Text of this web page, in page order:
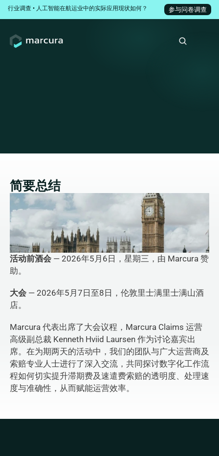
行业调查 • 人工智能在航运业中的实际应用现状如何？ 参与问卷调查
石油运营与滞期费大会的会前酒会。Marcura Claims 运营高
简要总结
活动前酒会 — 2026年5月6日，星期三，由 Marcura 赞
助。
大会 — 2026年5月7日至8日，伦敦里士满里士满山酒
店。
Marcura 代表出席了大会议程，Marcura Claims 运营
高级副总裁 Kenneth Hviid Laursen 作为讨论嘉宾出
席。在为期两天的活动中，我们的团队与广大运营商及
索赔专业人士进行了深入交流，共同探讨数字化工作流
程如何切实提升滞期费及速遣费索赔的透明度、处理速
度与准确性，从而赋能运营效率。